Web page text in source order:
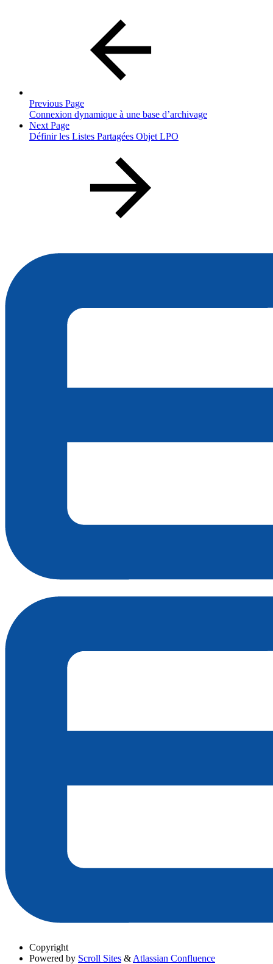
Previous Page
Connexion dynamique à une base d’archivage
Next Page
Définir les Listes Partagées Objet LPO
Copyright
Powered by Scroll Sites & Atlassian Confluence